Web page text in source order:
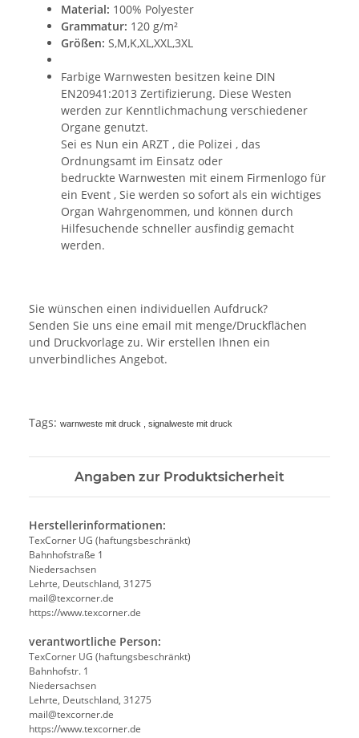
Material: 100% Polyester
Grammatur: 120 g/m²
Größen: S,M,K,XL,XXL,3XL
Farbige Warnwesten besitzen keine DIN
EN20941:2013 Zertifizierung. Diese Westen
werden zur Kenntlichmachung verschiedener
Organe genutzt.
Sei es Nun ein ARZT , die Polizei , das
Ordnungsamt im Einsatz oder
bedruckte Warnwesten mit einem Firmenlogo für
ein Event , Sie werden so sofort als ein wichtiges
Organ Wahrgenommen, und können durch
Hilfesuchende schneller ausfindig gemacht
werden.
Sie wünschen einen individuellen Aufdruck?
Senden Sie uns eine email mit menge/Druckflächen
und Druckvorlage zu. Wir erstellen Ihnen ein
unverbindliches Angebot.
Tags: warnweste mit druck , signalweste mit druck
Angaben zur Produktsicherheit
Herstellerinformationen:
TexCorner UG (haftungsbeschränkt)
Bahnhofstraße 1
Niedersachsen
Lehrte, Deutschland, 31275
mail@texcorner.de
https://www.texcorner.de
verantwortliche Person:
TexCorner UG (haftungsbeschränkt)
Bahnhofstr. 1
Niedersachsen
Lehrte, Deutschland, 31275
mail@texcorner.de
https://www.texcorner.de